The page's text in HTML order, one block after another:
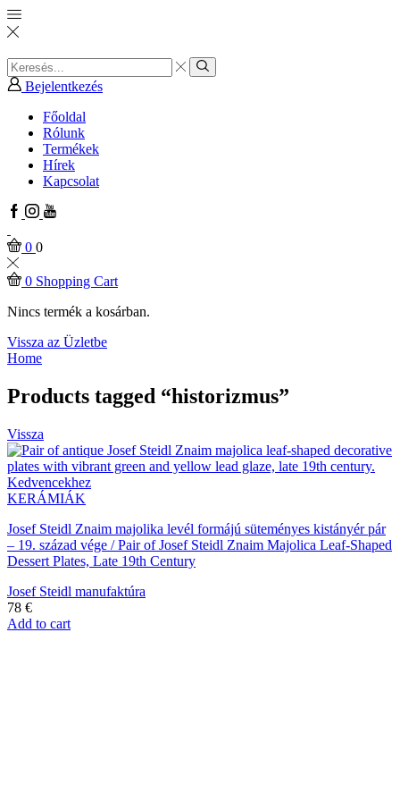
Search
input
Search
Bejelentkezés
Főoldal
Rólunk
Termékek
Hírek
Kapcsolat
Facebook
Instagram
Youtube
0 0
0 Shopping Cart
Nincs termék a kosárban.
Vissza az Üzletbe
Home
Products tagged “historizmus”
Vissza
Kedvencekhez
KERÁMIÁK
Josef Steidl Znaim majolika levél formájú süteményes kistányér pár
– 19. század vége / Pair of Josef Steidl Znaim Majolica Leaf-Shaped
Dessert Plates, Late 19th Century
Josef Steidl manufaktúra
78 €
Add to cart